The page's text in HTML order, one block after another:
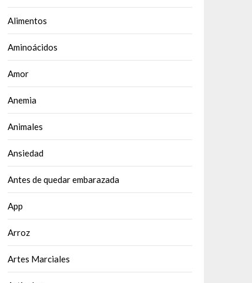
Alimentos
Aminoácidos
Amor
Anemia
Animales
Ansiedad
Antes de quedar embarazada
App
Arroz
Artes Marciales